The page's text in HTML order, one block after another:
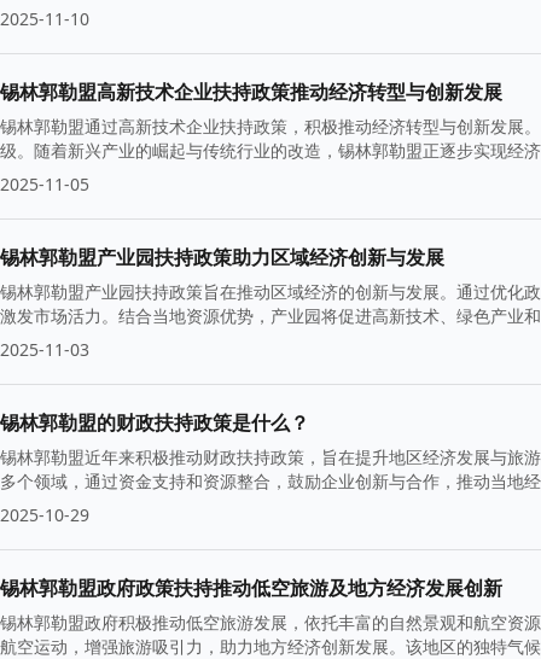
2025-11-10
锡林郭勒盟高新技术企业扶持政策推动经济转型与创新发展
锡林郭勒盟通过高新技术企业扶持政策，积极推动经济转型与创新发展
级。随着新兴产业的崛起与传统行业的改造，锡林郭勒盟正逐步实现经
2025-11-05
锡林郭勒盟产业园扶持政策助力区域经济创新与发展
锡林郭勒盟产业园扶持政策旨在推动区域经济的创新与发展。通过优化
激发市场活力。结合当地资源优势，产业园将促进高新技术、绿色产业
2025-11-03
锡林郭勒盟的财政扶持政策是什么？
锡林郭勒盟近年来积极推动财政扶持政策，旨在提升地区经济发展与旅
多个领域，通过资金支持和资源整合，鼓励企业创新与合作，推动当地
2025-10-29
锡林郭勒盟政府政策扶持推动低空旅游及地方经济发展创新
锡林郭勒盟政府积极推动低空旅游发展，依托丰富的自然景观和航空资
航空运动，增强旅游吸引力，助力地方经济创新发展。该地区的独特气